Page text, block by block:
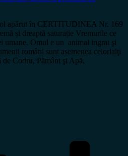
apărut în CERTITUDINEA Nr. 169
și dreaptă saturație Vremurile ce
umane. Omul e un animal ingrat şi
români sunt asemenea celorlalţi
de Codru, Pământ şi Apă,